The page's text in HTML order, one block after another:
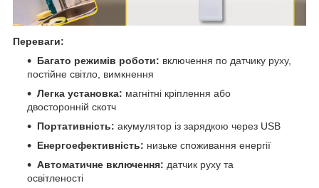
Переваги:
Багато режимів роботи: включення по датчику руху,
постійне світло, вимкнення
Легка установка: магнітні кріплення або
двосторонній скотч
Портативність: акумулятор із зарядкою через USB
Енергоефективність: низьке споживання енергії
Автоматичне включення: датчик руху та
освітленості